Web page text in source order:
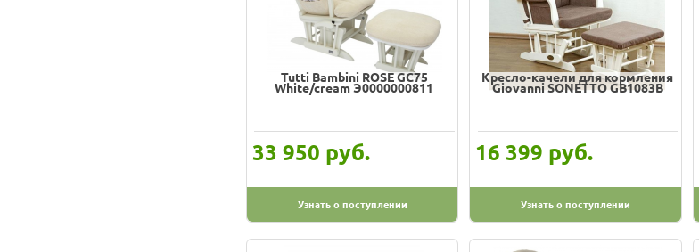
Tutti Bambini ROSE GC75
White/cream Э0000000811
33 950 руб.
Узнать о поступлении
Кресло-качели для кормления
Giovanni SONETTO GB1083B
16 399 руб.
Узнать о поступлении